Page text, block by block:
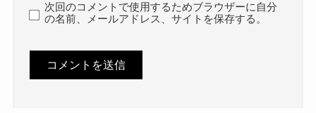
次回のコメントで使用するためブラウザーに自分
の名前、メールアドレス、サイトを保存する。